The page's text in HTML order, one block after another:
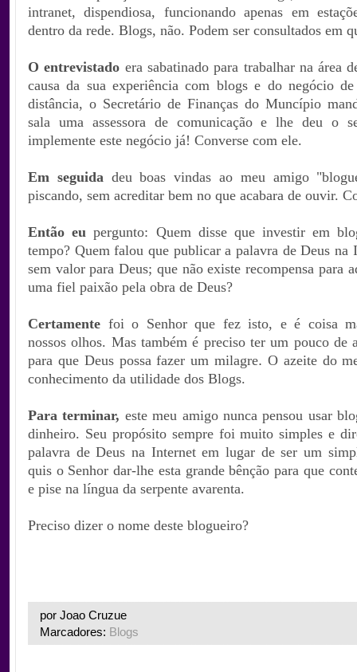
intranet, dispendiosa, funcionando apenas em
dentro da rede. Blogs, não. Podem ser consultados em
O entrevistado era sabatinado para trabalhar na área
causa da sua experiência com blogs e do negócio
distância, o Secretário de Finanças do Muncípio
sala uma assessora de comunicação e lhe deu o
implemente este negócio já! Converse com ele.
Em seguidadeu boas vindas ao meu amigo
piscando, sem acreditar bem no que acabara de ouvir.
Então eu pergunto: Quem disse que investir em
tempo? Quem falou que publicar a palavra de Deus na
sem valor para Deus; que não existe recompensa para
uma fiel paixão pela obra de Deus?
Certamente foi o Senhor que fez isto, e é coisa
nossos olhos. Mas também é preciso ter um pouco de
para que Deus possa fazer um milagre. O azeite do
conhecimento da utilidade dos Blogs.
Para terminar, este meu amigo nunca pensou usar
dinheiro. Seu propósito sempre foi muito simples e
palavra de Deus na Internet em lugar de ser um
quis o Senhor dar-lhe esta grande bênção para que
e pise na língua da serpente avarenta.
Preciso dizer o nome deste blogueiro?
por Joao Cruzue
Marcadores: Blogs